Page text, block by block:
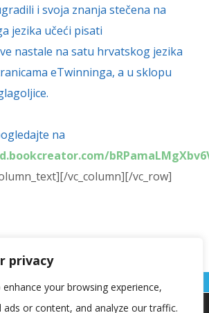
privacy
your browsing experience,
ads or content, and analyze our traffic.
i svoja znanja stečena na
jezika učeći pisati
nastale na satu hrvatskog jezika
eTwinninga, a u sklopu
na
vc_column][/vc_row]
bismo vam pružili najbolje iskustvo na